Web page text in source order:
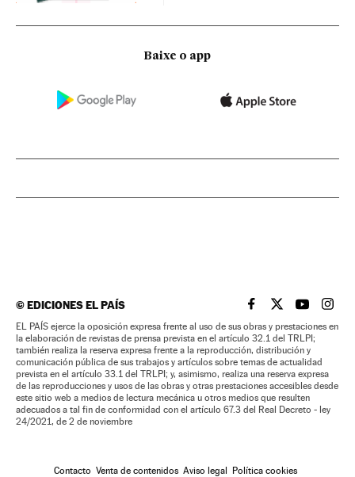
Baixe o app
©EDICIONES EL PAÍS EL PAÍS BRASIL EN
EL PAÍSEL PAÍS
EL
EL PAÍS ejerce la oposición expresa frente al uso de sus obras y prestaciones en
la elaboración de revistas de prensa prevista en el artículo 32.1 del TRLPI;
también realiza la reserva expresa frente a la reproducción, distribución y
comunicación pública de sus trabajos y artículos sobre temas de actualidad
prevista en el artículo 33.1 del TRLPI; y, asimismo, realiza una reserva expresa
de las reproducciones y usos de las obras y otras prestaciones accesibles desde
este sitio web a medios de lectura mecánica u otros medios que resulten
adecuados a tal fin de conformidad con el artículo 67.3 del Real Decreto - ley
24/2021, de 2 de noviembre
Contacto Venta de contenidos Aviso legal Política cookies